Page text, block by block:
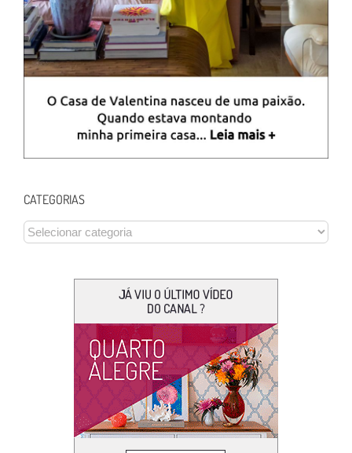
CATEGORIAS
CATEGORIAS